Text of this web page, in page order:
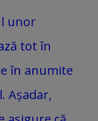
unor
tot în
în anumite
Așadar,